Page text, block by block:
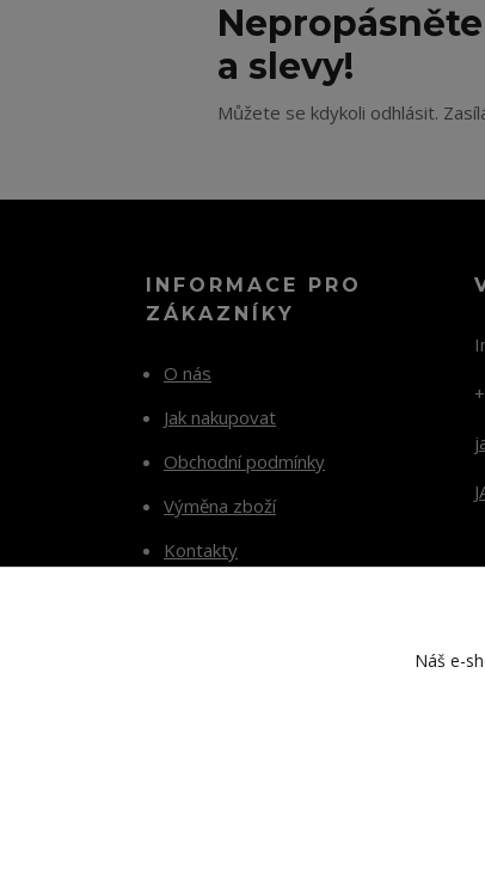
a slevy!
Můžete se kdykoli odhlásit.
INFORMACE PRO
ZÁKAZNÍKY
O nás
Jak nakupovat
Obchodní podmínky
Výměna zboží
Kontakty
Náš e-